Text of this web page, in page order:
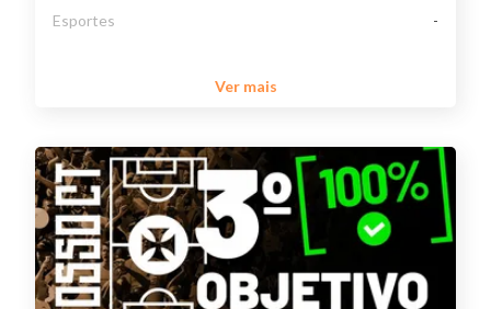
Esportes -
Ver mais